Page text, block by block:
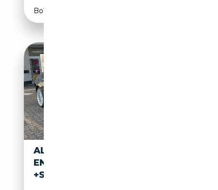
Boîte automatique
ALPINA B7 BITURBO +FOND-
ENTERTAIN +HIFI DSP
+STANDHEIZ